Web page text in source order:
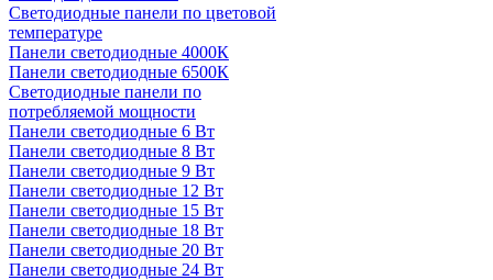
Светодиодные панели по цветовой
температуре
Панели светодиодные 4000К
Панели светодиодные 6500К
Светодиодные панели по
потребляемой мощности
Панели светодиодные 6 Вт
Панели светодиодные 8 Вт
Панели светодиодные 9 Вт
Панели светодиодные 12 Вт
Панели светодиодные 15 Вт
Панели светодиодные 18 Вт
Панели светодиодные 20 Вт
Панели светодиодные 24 Вт